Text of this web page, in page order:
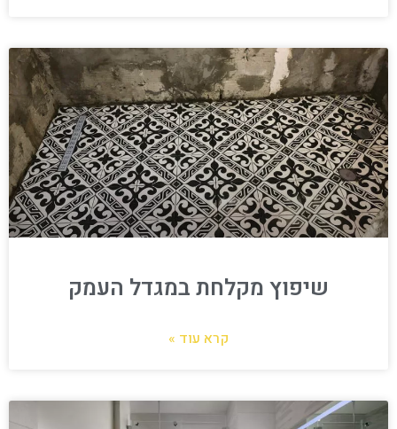
שיפוץ מקלחת במגדל העמק
קרא עוד »